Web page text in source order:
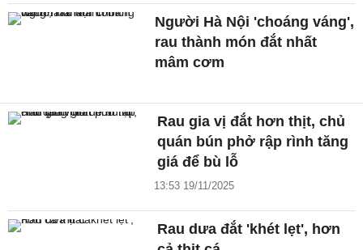
Người Hà Nội 'choáng váng',
rau thành món đắt nhất
mâm cơm
Rau gia vị đắt hơn thịt, chủ
quán bún phở rập rình tăng
giá để bù lỗ
13:53 19/11/2025
Rau dưa đắt 'khét lẹt', hơn